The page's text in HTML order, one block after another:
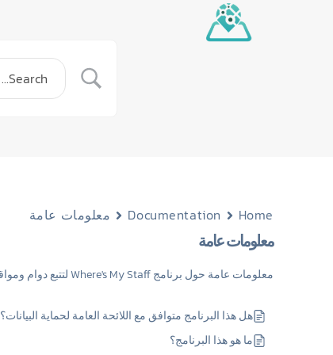
Home
Documentation معلومات عامة
معلومات عامة
معلومات عامة حول برنامج Where's My Staff لتتبع دوام ومواقع الموظفين
هل هذا البرنامج متوافق مع اللائحة العامة لحماية البيانات؟
ما هو هذا البرنامج؟